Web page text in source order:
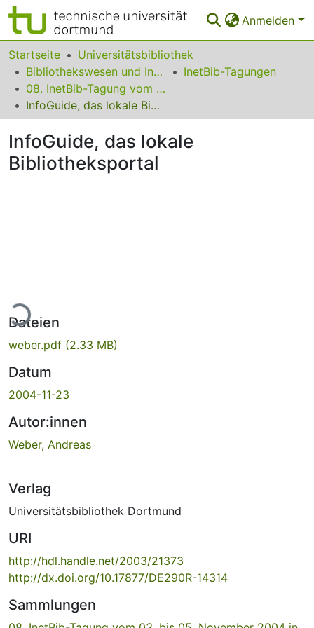
Anmelden
Bereiche & Sammlungen
Das gesamte Repositorium
Statistiken
FAQ
Leitlinien
Startseite
Universitätsbibliothek
Bibliothekswesen und Information
InetBib-Tagungen
08. InetBib-Tagung vom 03. bis 05. November 2004 in Bonn
InfoGuide, das lokale Bibliotheksportal
InfoGuide, das lokale
Bibliotheksportal
Dateien
weber.pdf (2.33 MB)
Datum
2004-11-23
Autor:innen
Weber, Andreas
Verlag
Universitätsbibliothek Dortmund
URI
http://hdl.handle.net/2003/21373
http://dx.doi.org/10.17877/DE290R-14314
Sammlungen